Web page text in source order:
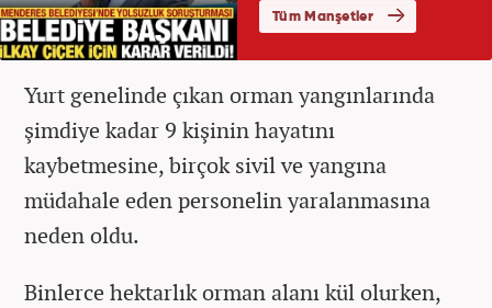
Yurt genelinde çıkan orman yangınlarında
şimdiye kadar 9 kişinin hayatını
kaybetmesine, birçok sivil ve yangına
müdahale eden personelin yaralanmasına
neden oldu.
Binlerce hektarlık orman alanı kül olurken,